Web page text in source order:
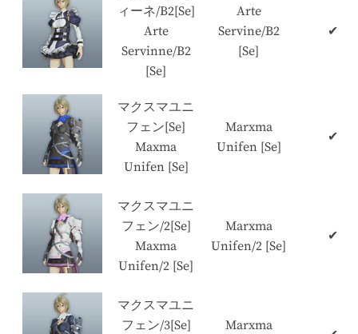
ィーネ/B2[Se]
Arte
Servinne/B2
[Se]
Arte
Servine/B2
[Se]
✔
マクスマユニ
フェン[Se]
Maxma
Unifen [Se]
Marxma
Unifen [Se]
✔
マクスマユニ
フェン/2[Se]
Maxma
Unifen/2 [Se]
Marxma
Unifen/2 [Se]
✔
マクスマユニ
フェン/3[Se]
Marxma